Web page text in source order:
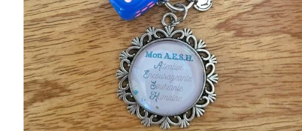
RÉTRO VINTAGE
DARK & LOVELY, STEAMPUNK
DISNEY
BASIQUES